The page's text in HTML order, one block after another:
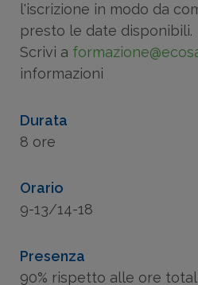
l'iscrizione in modo da
presto le date disponibili.
Scrivi a
informazioni
Durata
8 ore
Orario
9-13/14-18
Presenza
90% rispetto alle ore